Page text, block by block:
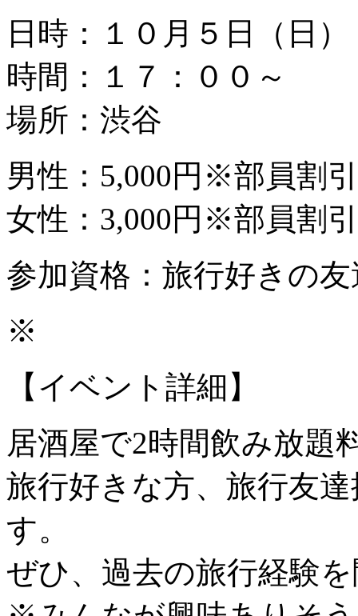
日時：１０月５日（日）
時間：１７：００～
場所：渋谷
男性：5,000円※部員割
女性：3,000円※部員割
参加資格：旅行好きの
※
【イベント詳細】
居酒屋で2時間飲み放題
旅行好きな方、旅行友
す。
ぜひ、過去の旅行経験